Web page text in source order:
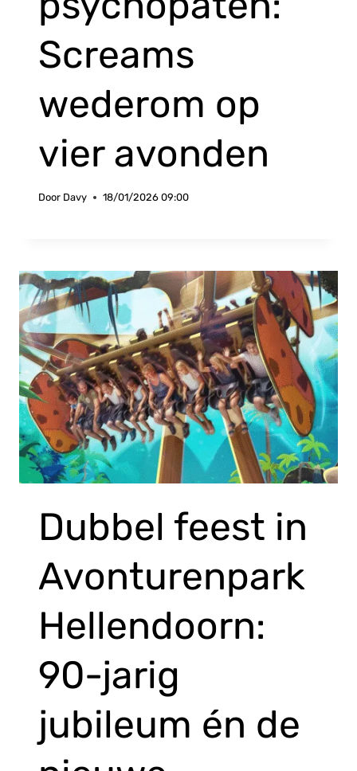
Screams
wederom op
vier avonden
Door Davy 18/01/2026 09:00
Dubbel feest in
Avonturenpark
Hellendoorn:
90-jarig
jubileum én de